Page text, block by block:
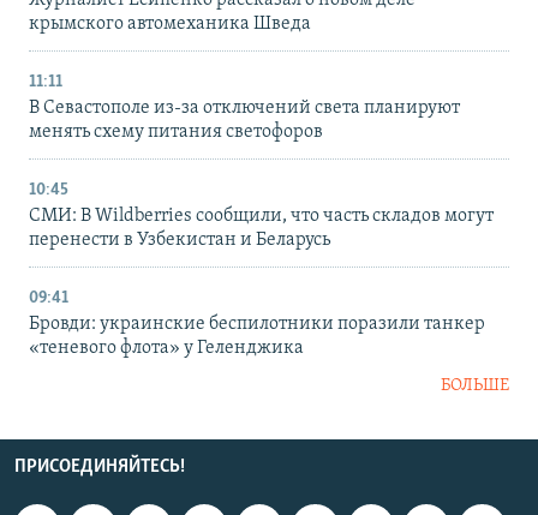
крымского автомеханика Шведа
11:11
В Севастополе из-за отключений света планируют
менять схему питания светофоров
10:45
СМИ: В Wildberries сообщили, что часть складов могут
перенести в Узбекистан и Беларусь
09:41
Бровди: украинские беспилотники поразили танкер
«теневого флота» у Геленджика
БОЛЬШЕ
ПРИСОЕДИНЯЙТЕСЬ!